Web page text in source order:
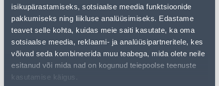
isikupärastamiseks, sotsiaalse meedia funktsioonide
pakkumiseks ning liikluse analüüsimiseks. Edastame
teavet selle kohta, kuidas meie saiti kasutate, ka oma
sotsiaalse meedia, reklaami- ja analüüsipartneritele, kes
võivad seda kombineerida muu teabega, mida olete neile
esitanud või mida nad on kogunud teiepoolse teenuste
kasutamise käigus.
Vaata saadavust
• Täiendava eemaldatava traatkonksuga väike
seinanagi.
• Puurimiseta paigaldus.
• Kandevõime 0,5 kg.
• 14-päevane tagastusõigus